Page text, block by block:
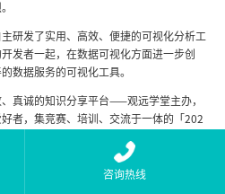
研发了实用、高效、便捷的可视化分析工
发者一起，在数据可视化方面进一步创
数据服务的可视化工具。
真诚的知识分享平台——观远学堂主办，
者，集竞赛、培训、交流于一体的「202
数据可视化需求，培养更多的插件开发人
远数据开放的应用市场，实现多方共赢！
咨询热线